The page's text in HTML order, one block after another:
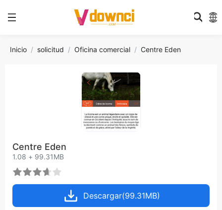
Inicio solicitud Oficina comercial Centre Eden
Centre Eden
1.08 + 99.31MB
Descargar(99.31MB)